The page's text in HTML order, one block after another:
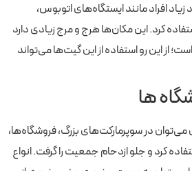
افراد مانند ایستگاه‌های اتوبوس،
کرد. این مکان‌ها هرج و مرج زیادی دارد
از این رو استفاده از این گیت‌ها می‌تواند
ها
در سوپرمارکت‌های بزرگ، فروشگاه‌ها،
کرد و جلو ازدحام جمعیت را گرفت. انواع